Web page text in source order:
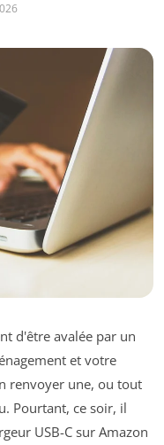
d'être avalée par un
et votre
renvoyer une, ou tout
Pourtant, ce soir, il
USB-C sur Amazon